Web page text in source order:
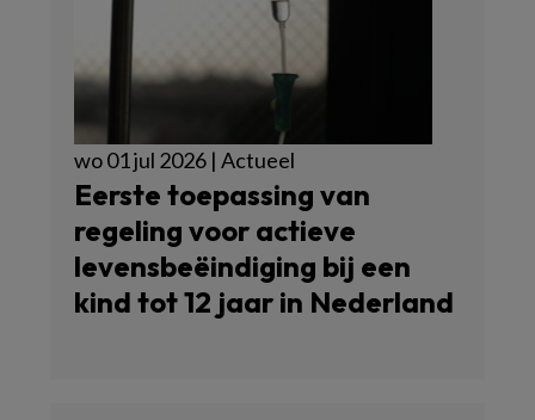
wo 01 jul 2026 | Actueel
Eerste toepassing van
regeling voor actieve
levensbeëindiging bij een
kind tot 12 jaar in Nederland